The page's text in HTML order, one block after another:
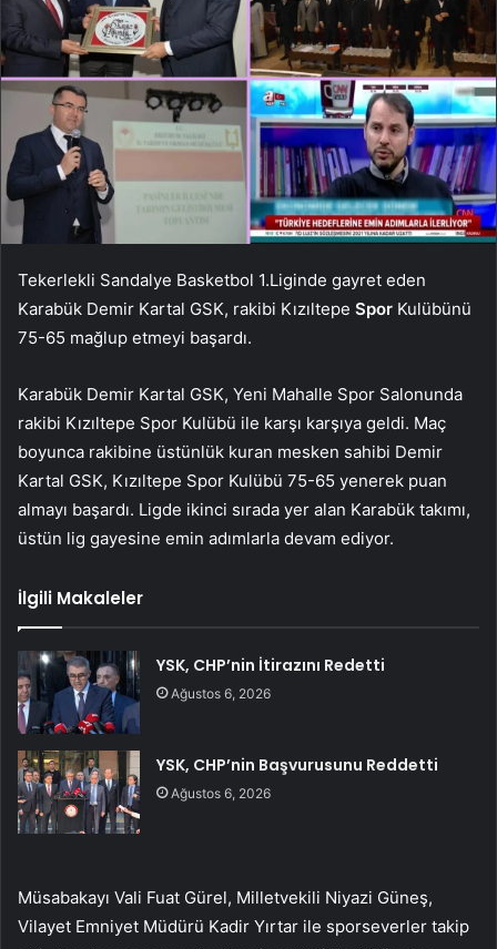
Tekerlekli Sandalye Basketbol 1.Liginde gayret eden
Karabük Demir Kartal GSK, rakibi Kızıltepe Spor Kulübünü
75-65 mağlup etmeyi başardı.
Karabük Demir Kartal GSK, Yeni Mahalle Spor Salonunda
rakibi Kızıltepe Spor Kulübü ile karşı karşıya geldi. Maç
boyunca rakibine üstünlük kuran mesken sahibi Demir
Kartal GSK, Kızıltepe Spor Kulübü 75-65 yenerek puan
almayı başardı. Ligde ikinci sırada yer alan Karabük takımı,
üstün lig gayesine emin adımlarla devam ediyor.
İlgili Makaleler
YSK, CHP’nin İtirazını Redetti
Ağustos 6, 2026
YSK, CHP’nin Başvurusunu Reddetti
Ağustos 6, 2026
Müsabakayı Vali Fuat Gürel, Milletvekili Niyazi Güneş,
Vilayet Emniyet Müdürü Kadir Yırtar ile sporseverler takip